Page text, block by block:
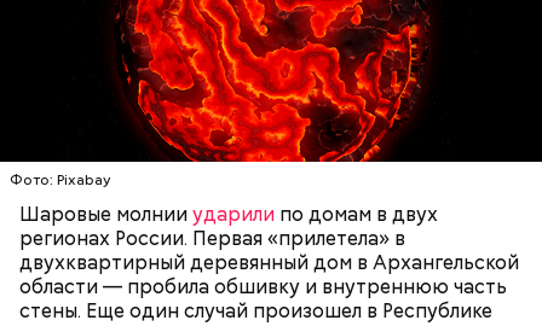
Фото: Pixabay
Шаровые молнииударили по домам в двух
регионах России. Первая «прилетела» в
двухквартирный деревянный дом в Архангельской
области — пробила обшивку и внутреннюю часть
стены. Еще один случай произошел в Республике
— Маленькие — от одного сантиметра, средние —
около 20 сантиметров, а самые большие могут
доходить до нескольких метров. Шаровая молния
проходит и через стекла, даже часто не оставляя
следов. Она как капля стекает, растекается. Может
и в окно влезть, причем в двухметровое.
Сжимается, как воздушный шар, и проходит.
УЧЕНЫЕ МОЛНИИ ПОГОДА
По его словам, солдаты не знали о масштабах
трагедии. Подобных аварий раньше не случалось.
Святитель Николай дожил до глубокой старости и
скончался в середине IV века. По церковному
преданию, мощи святого сохранились нетленными
и источали чудесное миро, от которого исцелилось
множество людей. В 1087 году мощи Николая
Угодника были перенесены в итальянский город
Бар (Бари), где находятся и поныне.